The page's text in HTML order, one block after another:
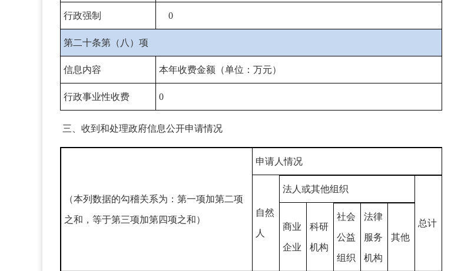
行政强制 0
第二十条第（八）项
信息内容 本年收费金额（单位：万元）
行政事业性收费 0
三、收到和处理政府信息公开申请情况
（本列数据的勾稽关系为：第一项加第二项
之和，等于第三项加第四项之和）
申请人情况
自然
人
法人或其他组织
总计
商业
企业
科研
机构
社会
公益
组织
法律
服务
机构
其他